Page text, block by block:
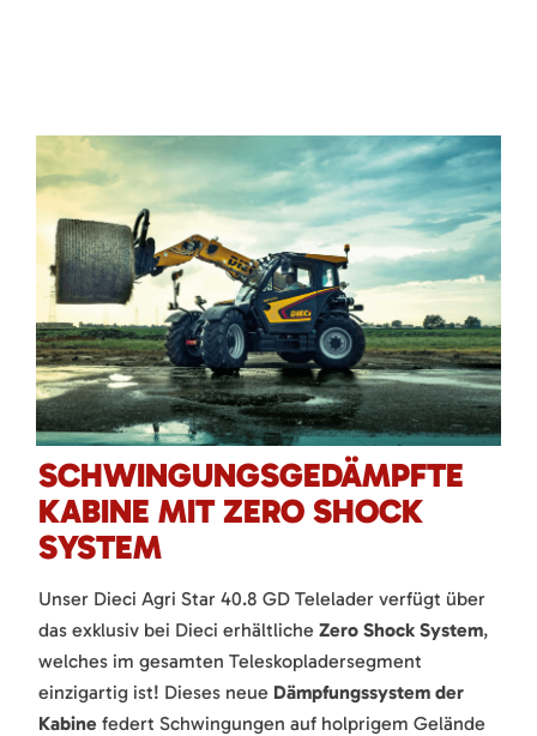
SCHWINGUNGSGEDÄMPFTE
KABINE MIT ZERO SHOCK
SYSTEM
Unser Dieci Agri Star 40.8 GD Telelader verfügt über
das exklusiv bei Dieci erhältliche Zero Shock System,
welches im gesamten Teleskopladersegment
einzigartig ist! Dieses neue Dämpfungssystem der
Kabine federt Schwingungen auf holprigem Gelände